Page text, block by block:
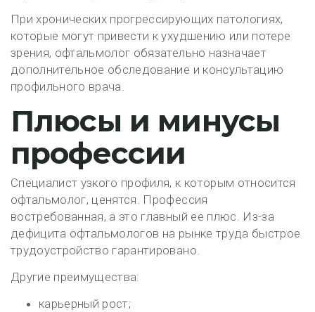
При хронических прогрессирующих патологиях,
которые могут привести к ухудшению или потере
зрения, офтальмолог обязательно назначает
дополнительное обследование и консультацию
профильного врача.
Плюсы и минусы
профессии
Специалист узкого профиля, к которым относится
офтальмолог, ценятся. Профессия
востребованная, а это главный ее плюс. Из-за
дефицита офтальмологов на рынке труда быстрое
трудоустройство гарантировано.
Другие преимущества:
карьерный рост;